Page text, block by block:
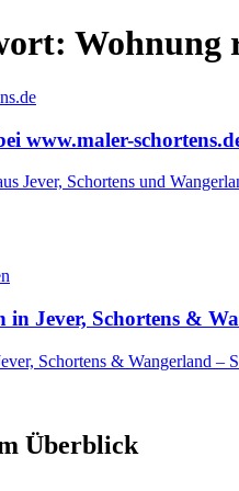
Wohnung
www.maler-
Jever, Schortens und
in Jever, Schortens &
Schortens & Wangerland
Überblick